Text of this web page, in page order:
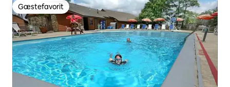
Gæstefavorit
Gæstefavorit